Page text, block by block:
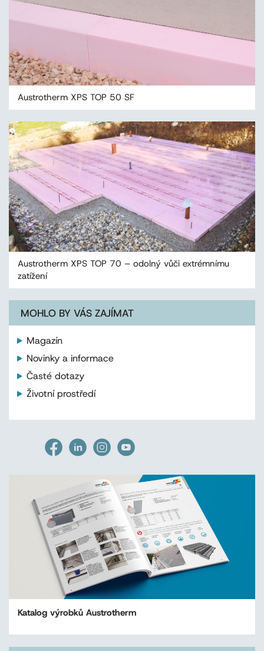
Austrotherm XPS TOP 50 SF
Austrotherm XPS TOP 70 – odolný vůči extrémnímu
zatížení
MOHLO BY VÁS ZAJÍMAT
Magazín
Novinky a informace
Časté dotazy
Životní prostředí
Katalog výrobků Austrotherm